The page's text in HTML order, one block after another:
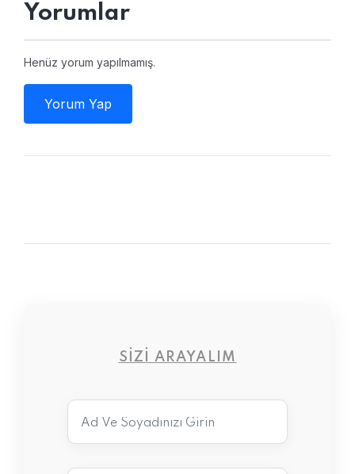
Yorumlar
Henüz yorum yapılmamış.
Yorum Yap
SIZI ARAYALIM